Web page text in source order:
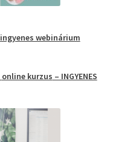
ingyenes webinárium
online kurzus – INGYENES